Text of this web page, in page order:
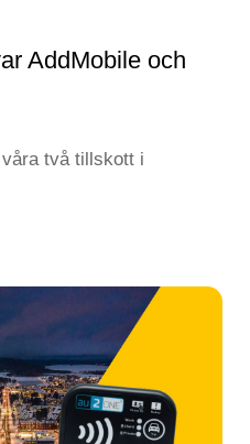
AddMobile och
två tillskott i